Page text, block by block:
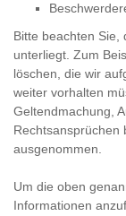
Bitte beachten Sie,
unterliegt. Zum
löschen, die wir
weiter vorhalten
Geltendmachung,
Rechtsansprüchen
ausgenommen.
Um die oben
Informationen